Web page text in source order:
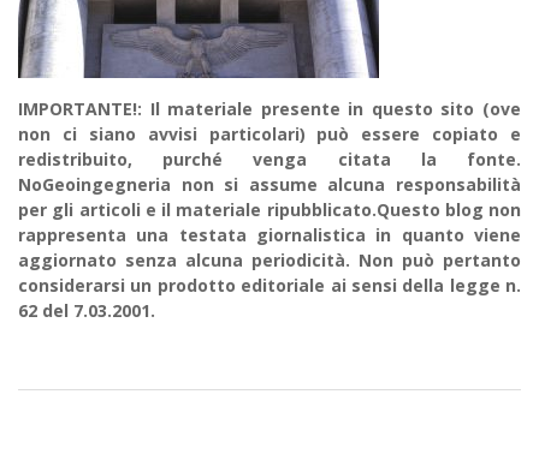
IMPORTANTE!: Il materiale presente in questo sito (ove
non ci siano avvisi particolari) può essere copiato e
redistribuito, purché venga citata la fonte.
NoGeoingegneria non si assume alcuna responsabilità
per gli articoli e il materiale ripubblicato.Questo blog non
rappresenta una testata giornalistica in quanto viene
aggiornato senza alcuna periodicità. Non può pertanto
considerarsi un prodotto editoriale ai sensi della legge n.
62 del 7.03.2001.